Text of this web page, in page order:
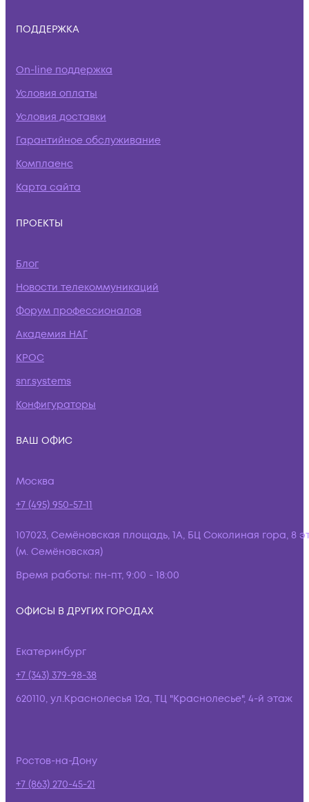
ПОДДЕРЖКА
On-line поддержка
Условия оплаты
Условия доставки
Гарантийное обслуживание
Комплаенс
Карта сайта
ПРОЕКТЫ
Блог
Новости телекоммуникаций
Форум профессионалов
Академия НАГ
КРОС
snr.systems
Конфигураторы
ВАШ ОФИС
Москва
+7 (495) 950-57-11
107023, Семёновская площадь, 1А, БЦ Соколиная гора, 8
(м. Семёновская)
Время работы: пн-пт, 9:00 - 18:00
ОФИСЫ В ДРУГИХ ГОРОДАХ
Екатеринбург
+7 (343) 379-98-38
620110, ул.Краснолесья 12а, ТЦ "Краснолесье", 4-й этаж
Ростов-на-Дону
+7 (863) 270-45-21